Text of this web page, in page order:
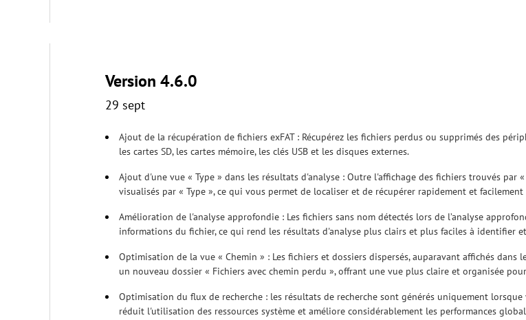
Version 4.6.0
29 sept
Ajout de la récupération de fichiers exFAT : Récupérez les fichiers perdus ou supprimés des
les cartes SD, les cartes mémoire, les clés USB et les disques externes.
Ajout d'une vue « Type » dans les résultats d'analyse : Outre l'affichage des fichiers trouvés par
visualisés par « Type », ce qui vous permet de localiser et de récupérer rapidement et
Amélioration de l'analyse approfondie : Les fichiers sans nom détectés lors de l’analyse
informations du fichier, ce qui rend les résultats d'analyse plus clairs et plus faciles à identifier
Optimisation de la vue « Chemin » : Les fichiers et dossiers dispersés, auparavant affichés dans
un nouveau dossier « Fichiers avec chemin perdu », offrant une vue plus claire et organisée
Optimisation du flux de recherche : les résultats de recherche sont générés uniquement
réduit l'utilisation des ressources système et améliore considérablement les performances